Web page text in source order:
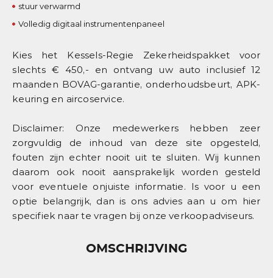
stuur verwarmd
Volledig digitaal instrumentenpaneel
Kies het Kessels-Regie Zekerheidspakket voor
slechts € 450,- en ontvang uw auto inclusief 12
maanden BOVAG-garantie, onderhoudsbeurt, APK-
keuring en aircoservice.
Disclaimer: Onze medewerkers hebben zeer
zorgvuldig de inhoud van deze site opgesteld,
fouten zijn echter nooit uit te sluiten. Wij kunnen
daarom ook nooit aansprakelijk worden gesteld
voor eventuele onjuiste informatie. Is voor u een
optie belangrijk, dan is ons advies aan u om hier
specifiek naar te vragen bij onze verkoopadviseurs.
OMSCHRIJVING